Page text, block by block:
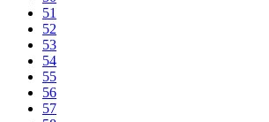
51
52
53
54
55
56
57